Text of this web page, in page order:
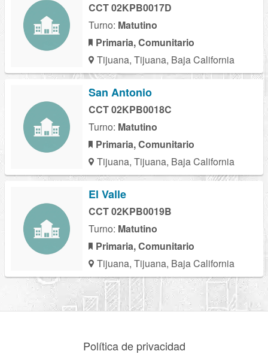
CCT 02KPB0017D
Turno: Matutino
Primaria, Comunitario
Tijuana, Tijuana, Baja California
San Antonio
CCT 02KPB0018C
Turno: Matutino
Primaria, Comunitario
Tijuana, Tijuana, Baja California
El Valle
CCT 02KPB0019B
Turno: Matutino
Primaria, Comunitario
Tijuana, Tijuana, Baja California
Política de privacidad